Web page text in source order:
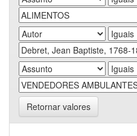
Retornar valores